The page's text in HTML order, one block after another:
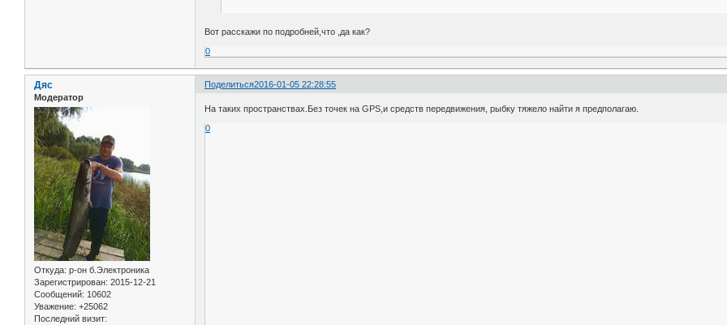
Вот расскажи по подробней,что ,да как?
0
Поделиться2016-01-05 22:28:55
Дяс
Модератор
Откуда: р-он б.Электроника
Зарегистрирован: 2015-12-21
Сообщений: 10602
Уважение: +25062
Последний визит:
На таких пространствах.Без точек на GPS,и средств передвижения, рыбку тяжело найти я предполагаю.
0